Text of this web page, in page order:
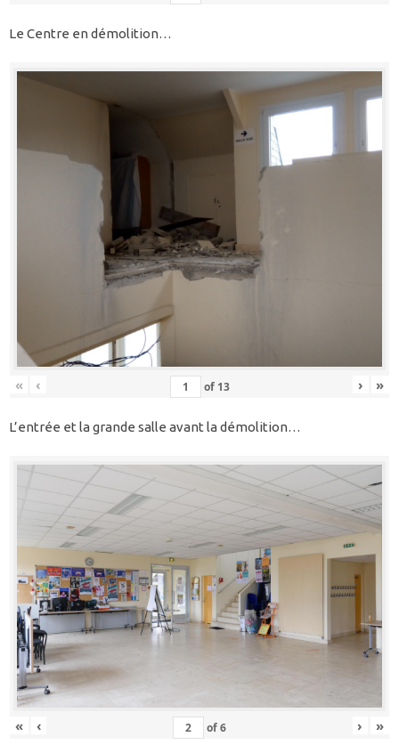
Le Centre en démolition…
« ‹ of 13 › »
L’entrée et la grande salle avant la démolition…
« ‹ of6 › »